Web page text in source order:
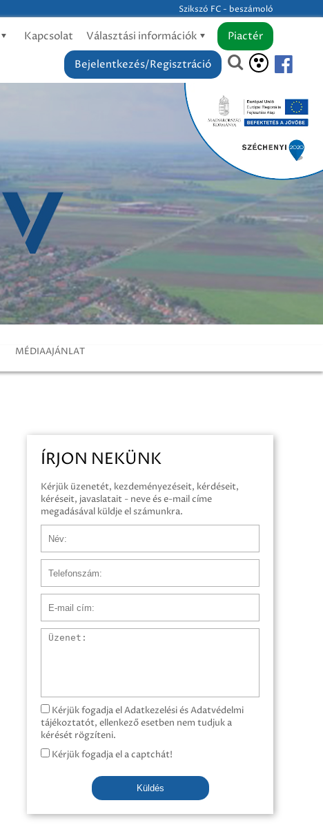
Szikszó FC - beszámoló
Kapcsolat Választási információk
Piactér
Bejelentkezés/Regisztráció
MÉDIAAJÁNLAT
ÍRJON NEKÜNK
Kérjük üzenetét, kezdeményezéseit, kérdéseit,
kéréseit, javaslatait - neve és e-mail címe
megadásával küldje el számunkra.
Üzenet
Kérjük fogadja el Adatkezelési és Adatvédelmi
tájékoztatót, ellenkező esetben nem tudjuk a
kérését rögzíteni.
Kérjük fogadja el a captchát!
Küldés